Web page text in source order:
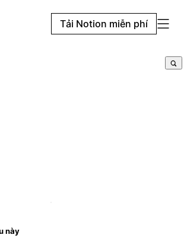
Tải Notion miễn phí
này